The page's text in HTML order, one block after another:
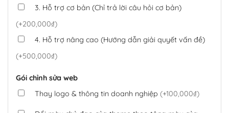
3. Hỗ trợ cơ bản (Chỉ trả lời câu hỏi cơ bản)
(+200,000₫)
4. Hỗ trợ nâng cao (Hướng dẫn giải quyết vấn đề)
(+500,000₫)
Gói chỉnh sửa web
Thay logo & thông tin doanh nghiệp (+100,000₫)